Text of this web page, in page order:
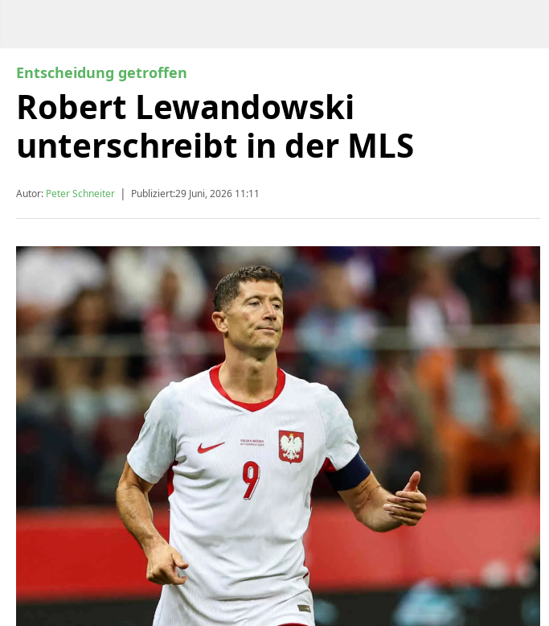
Entscheidung getroffen
Robert Lewandowski
unterschreibt in der MLS
Autor: Peter Schneiter | Publiziert:29 Juni, 2026 11:11